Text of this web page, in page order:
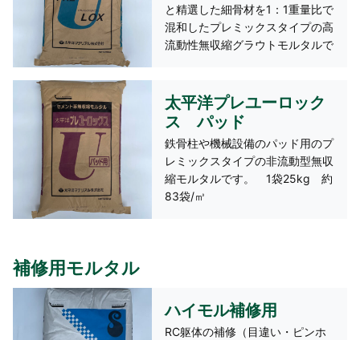
と精選した細骨材を1：1重量比で
混和したプレミックスタイプの高
流動性無収縮グラウトモルタルで
太平洋プレユーロック
ス パッド
鉄骨柱や機械設備のパッド用のプ
レミックスタイプの非流動型無収
縮モルタルです。 1袋25kg 約
83袋/㎥
補修用モルタル
ハイモル補修用
RC躯体の補修（目違い・ピンホ